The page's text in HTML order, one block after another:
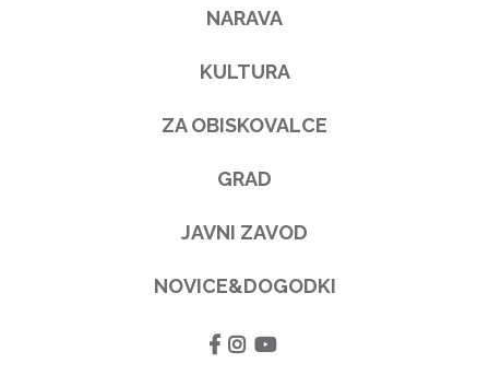
NARAVA
KULTURA
ZA OBISKOVALCE
GRAD
JAVNI ZAVOD
NOVICE&DOGODKI